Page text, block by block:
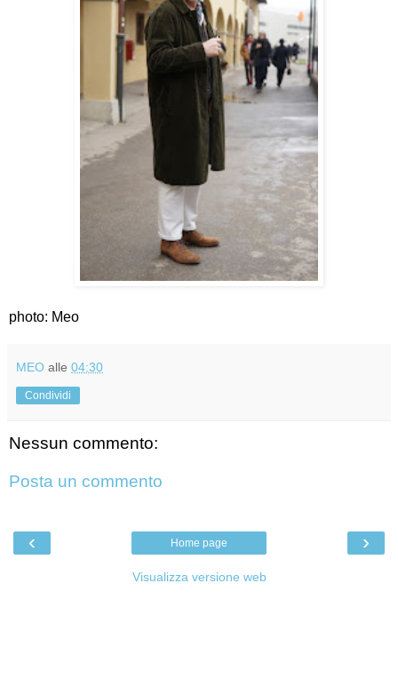
photo: Meo
MEO alle 04:30
Condividi
Nessun commento:
Posta un commento
‹ ›
Home page
Visualizza versione web